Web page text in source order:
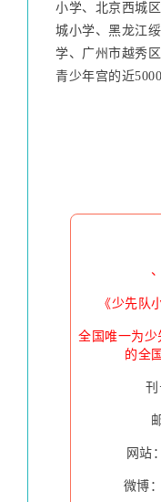
小学、北京西城
城小学、黑龙江
学、广州市越秀
青少年宫的近
《少先队
全国唯一为
的全
刊
网站
微博